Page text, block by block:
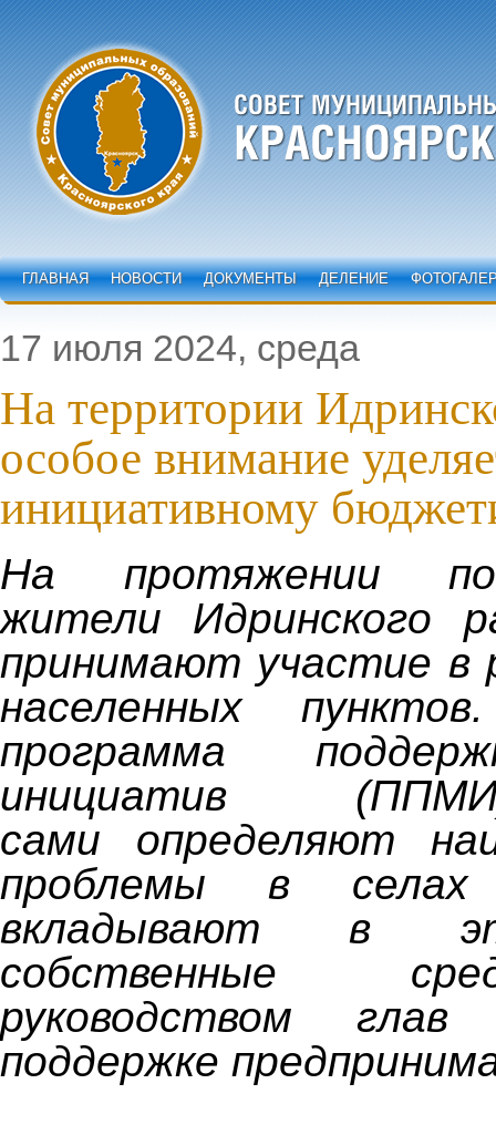
ГЛАВНАЯ НОВОСТИ ДОКУМЕНТЫ ДЕЛЕНИЕ
17 июля 2024, среда
На территории
особое внимание
инициативному
На протяжении
жители Идринского
принимают участие в
населенных
программа
инициатив
сами определяют
проблемы в
вкладывают в
собственные
руководством
поддержке